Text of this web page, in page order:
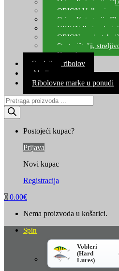
Orion Kategorija
ORION Vulkani
Orion Kategorija F1
ORION Party
ORION
Start pištolji,
Kontakt
Savjeti za ribolov
Akcija
Ribolovne marke u ponudi
Products
search
Postojeći kupac?
Prijava
Novi kupac
Registracija
0 0.00€
Nema proizvoda u košarici.
Spin
Vobleri
(Hard
Lures)